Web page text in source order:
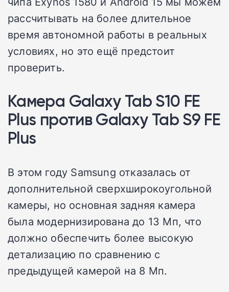
рассчитывать на более длительное
время автономной работы в реальных
условиях, но это ещё предстоит
проверить.
Камера Galaxy Tab S10 FE
Plus против Galaxy Tab S9 FE
Plus
В этом году Samsung отказалась от
дополнительной сверхширокоугольной
камеры, но основная задняя камера
была модернизирована до 13 Мп, что
должно обеспечить более высокую
детализацию по сравнению с
предыдущей камерой на 8 Мп.